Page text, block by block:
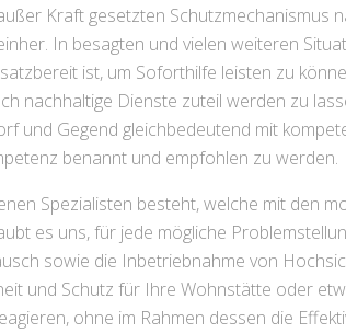
Kraft gesetzten Schutzmechanismus
In besagten und vielen weiteren
ist, um Soforthilfe leisten zu
nachhaltige Dienste zuteil werden zu
und Gegend gleichbedeutend mit
benannt und empfohlen zu werden.
Spezialisten besteht, welche mit den
es uns, für jede mögliche
sowie die Inbetriebnahme von
und Schutz für Ihre Wohnstätte oder
ohne im Rahmen dessen die